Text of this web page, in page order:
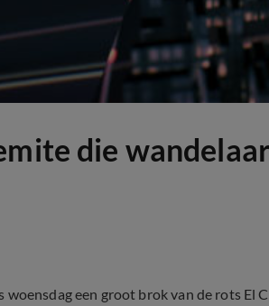
die
een groot brok van de rots El